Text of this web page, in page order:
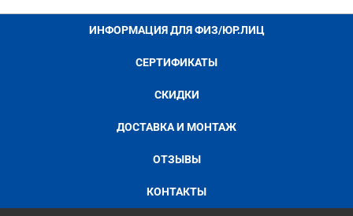
ИНФОРМАЦИЯ ДЛЯ ФИЗ/ЮР.ЛИЦ
СЕРТИФИКАТЫ
СКИДКИ
ДОСТАВКА И МОНТАЖ
ОТЗЫВЫ
КОНТАКТЫ